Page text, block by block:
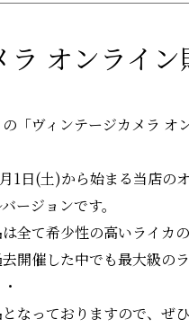
ラ オンライ
「ヴィンテージカメラ オ
1日(土)から始まる当店の
ージョンです。
全て希少性の高いライカ
開催した中でも最大級の
なっておりますので、ぜ